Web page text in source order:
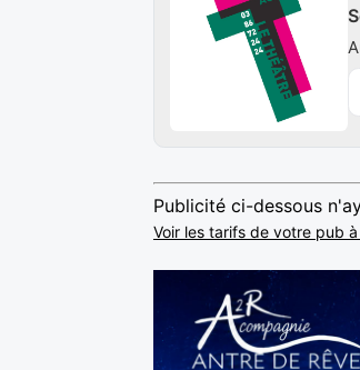
Publicité ci-dessous
Voir les tarifs de votre pub